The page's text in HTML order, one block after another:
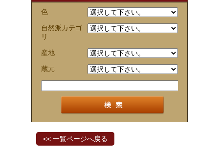
色
自然派カテゴ
リ
産地
蔵元
<< 一覧ページへ戻る